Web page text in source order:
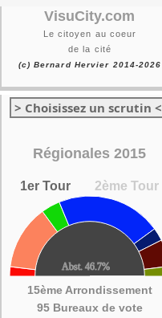
VisuCity.com
Le citoyen au coeur
de la cité
(c) Bernard Hervier 2014-2026
> Choisissez un scrutin <
Régionales 2015
1er Tour 2ème Tour
15ème Arrondissement
95 Bureaux de vote